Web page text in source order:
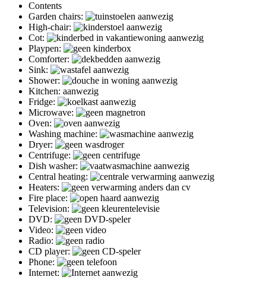
Contents
Garden chairs:
High-chair:
Cot:
Playpen:
Comforter:
Sink:
Shower:
Kitchen: aanwezig
Fridge:
Microwave:
Oven:
Washing machine:
Dryer:
Centrifuge:
Dish washer:
Central heating:
Heaters:
Fire place:
Television:
DVD:
Video:
Radio:
CD player:
Phone:
Internet: